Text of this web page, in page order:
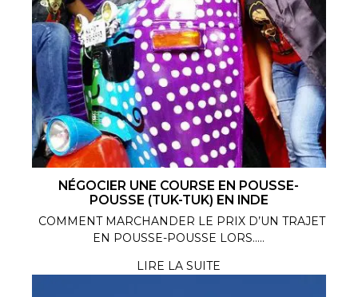
NÉGOCIER UNE COURSE EN POUSSE-
POUSSE (TUK-TUK) EN INDE
COMMENT MARCHANDER LE PRIX D’UN TRAJET
EN POUSSE-POUSSE LORS.....
LIRE LA SUITE